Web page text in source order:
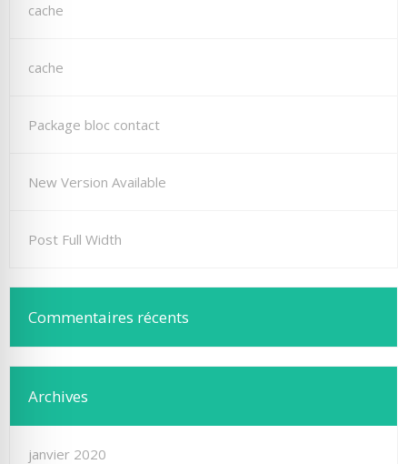
cache
cache
Package bloc contact
New Version Available
Post Full Width
Commentaires récents
Archives
janvier 2020